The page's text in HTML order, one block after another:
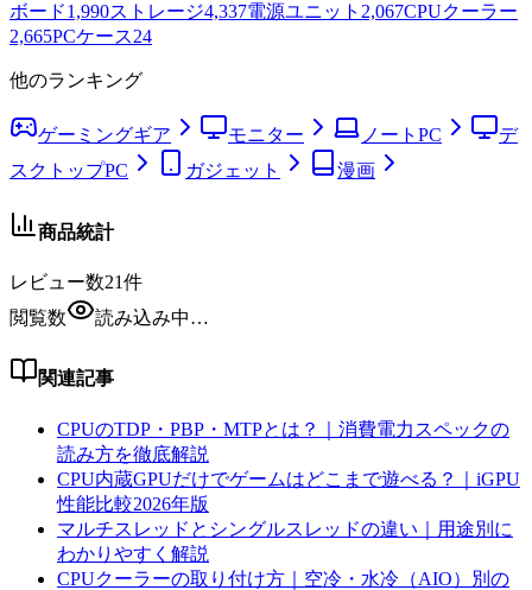
ボード1,990ストレージ4,337電源ユニット 2,067CPUクーラー
2,665PCケース24
他のランキング
ゲーミングギア モニター ノートPC
デ
スクトップPC
ガジェット 漫画
商品統計
レビュー数21件
閲覧数
読み込み中…
関連記事
CPUのTDP・PBP・MTPとは？｜消費電力スペックの
読み方を徹底解説
CPU内蔵GPUだけでゲームはどこまで遊べる？｜iGPU
性能比較2026年版
マルチスレッドとシングルスレッドの違い｜用途別に
わかりやすく解説
CPUクーラーの取り付け方｜空冷・水冷（AIO）別の